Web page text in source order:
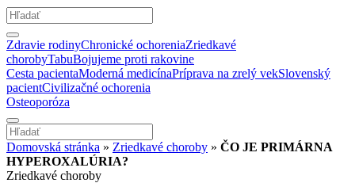
Zdravie rodinyChronické ochoreniaZriedkavé
chorobyTabuBojujeme proti rakovine
Cesta pacientaModerná medicínaPríprava na zrelý vekSlovenský
pacientCivilizačné ochorenia
Osteoporóza
Domovská stránka » Zriedkavé choroby » ČO JE PRIMÁRNA
HYPEROXALÚRIA?
Zriedkavé choroby